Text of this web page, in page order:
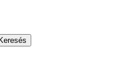
Keresés